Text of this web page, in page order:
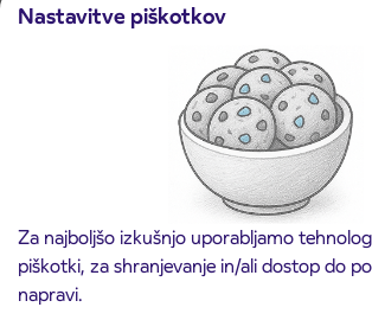
Nastavitve piškotkov
Za najboljšo izkušnjo uporabljamo
piškotki, za shranjevanje in/ali dostop do
napravi.
Obvestilo o popolni zapori ceste
ČEŠNJEVEK – TRATA
Kranj
Preberite objavo